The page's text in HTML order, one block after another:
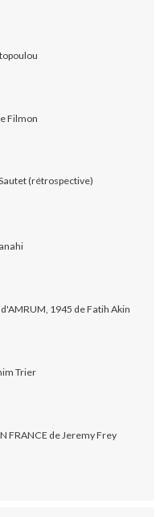
Filmon
(rétrospective)
d'AMRUM, 1945 de Fatih Akin
Trier
FRANCE de Jeremy Frey